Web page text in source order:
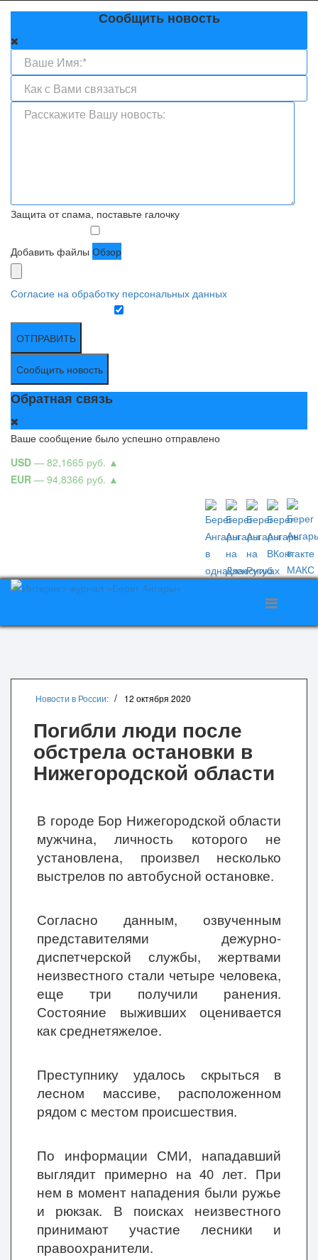
Сообщить новость
Защита от спама, поставьте галочку
Добавить файлы Обзор
Согласие на обработку персональных данных
ОТПРАВИТЬ
Сообщить новость
Обратная связь
Ваше сообщение было успешно отправлено
USD — 82,1665 руб. ▲
EUR — 94,8366 руб. ▲
Новости в России: 12 октября 2020
Погибли люди после
обстрела остановки в
Нижегородской области
В городе Бор Нижегородской области
мужчина, личность которого не
установлена, произвел несколько
выстрелов по автобусной остановке.
Согласно данным, озвученным
представителями дежурно-
диспетчерской службы, жертвами
неизвестного стали четыре человека,
еще три получили ранения.
Состояние выживших оценивается
как среднетяжелое.
Преступнику удалось скрыться в
лесном массиве, расположенном
рядом с местом происшествия.
По информации СМИ, нападавший
выглядит примерно на 40 лет. При
нем в момент нападения были ружье
и рюкзак. В поисках неизвестного
принимают участие лесники и
правоохранители.